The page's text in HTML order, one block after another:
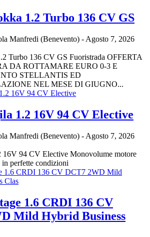
1.2 Turbo 136 CV GS
Manfredi (Benevento) - Agosto 7, 2026
Turbo 136 CV GS Fuoristrada OFFERTA
DA ROTTAMARE EURO 0-3 E
STELLANTIS ED
NEL MESE DI GIUGNO...
1.2 16V 94 CV Elective
Manfredi (Benevento) - Agosto 7, 2026
16V 94 CV Elective Monovolume motore
perfette condizioni
1.6 CRDI 136 CV
Mild Hybrid Business